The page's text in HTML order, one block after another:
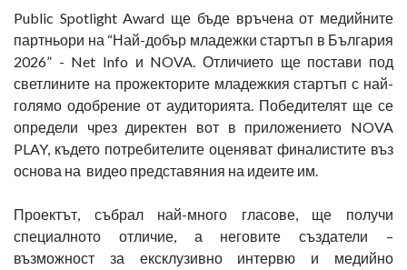
Public Spotlight Award ще бъде връчена от медийните
партньори на “Най-добър младежки стартъп в България
2026” - Net Info и NOVA. Отличието ще постави под
светлините на прожекторите младежкия стартъп с най-
голямо одобрение от аудиторията. Победителят ще се
определи чрез директен вот в приложението NOVA
PLAY, където потребителите оценяват финалистите въз
основа на видео представяния на идеите им.
Проектът, събрал най-много гласове, ще получи
специалното отличие, а неговите създатели –
възможност за ексклузивно интервю и медийно